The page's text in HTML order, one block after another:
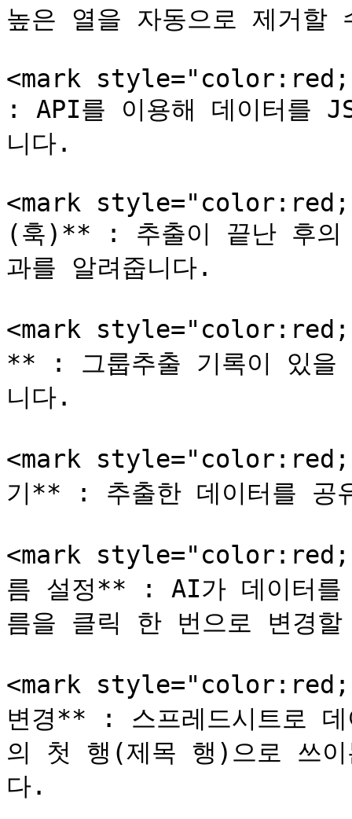
높은 열을 자동으로 제거할
<mark
: API를 이용해 데이터를
니다.
<mark
(훅)** : 추출이 끝난 후의
과를 알려줍니다.
<mark
** : 그룹추출 기록이 있을
니다.
<mark
기** : 추출한 데이터를 공
<mark
름 설정** : AI가 데이터를
름을 클릭 한 번으로 변경
<mark
변경** : 스프레드시트로
의 첫 행(제목 행)으로 쓰
다.